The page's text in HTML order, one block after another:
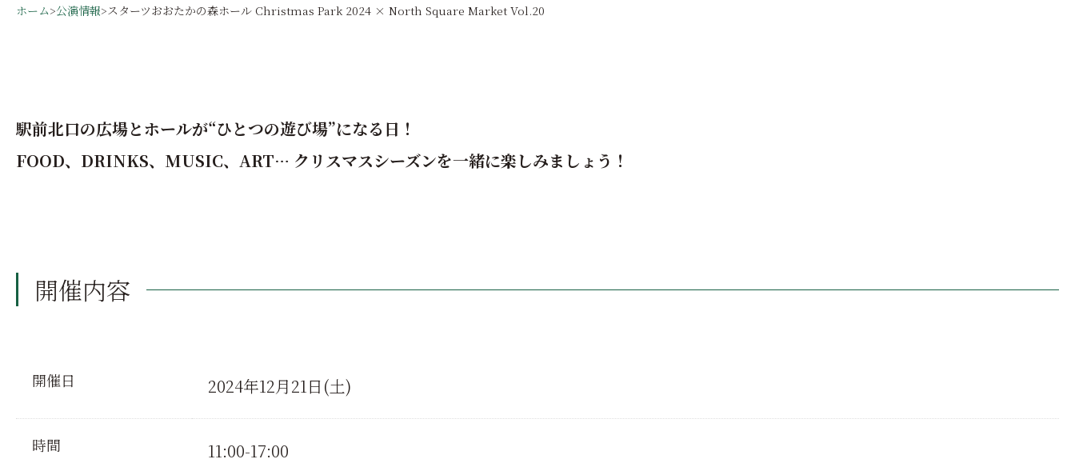
ホーム>公演情報>スターツおおたかの森ホール Christmas Park 2024 × North Square Market Vol.20
駅前北口の広場とホールが“ひとつの遊び場”になる日！
FOOD、DRINKS、MUSIC、ART… クリスマスシーズンを一緒に楽しみましょう！
開催内容
開催日 2024年12月21日(土)
時間 11:00-17:00